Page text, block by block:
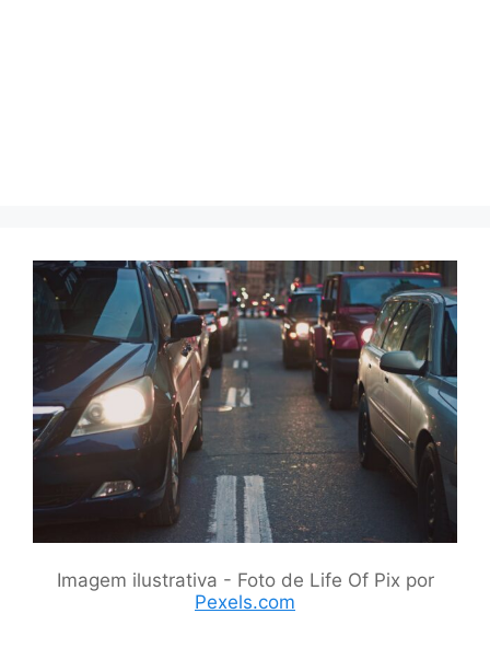
Imagem ilustrativa - Foto de Life Of Pix por
Pexels.com